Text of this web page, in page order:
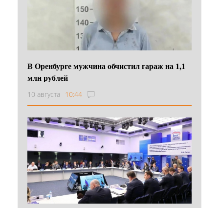
В Оренбурге мужчина обчистил гараж на 1,1
млн рублей
10 августа 10:44